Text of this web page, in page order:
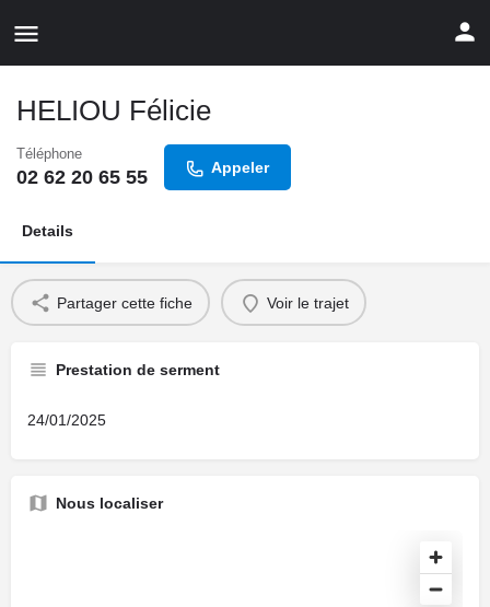
HELIOU Félicie
Téléphone
02 62 20 65 55 Appeler
Details
Partager cette fiche Voir le trajet
Prestation de serment
24/01/2025
Nous localiser